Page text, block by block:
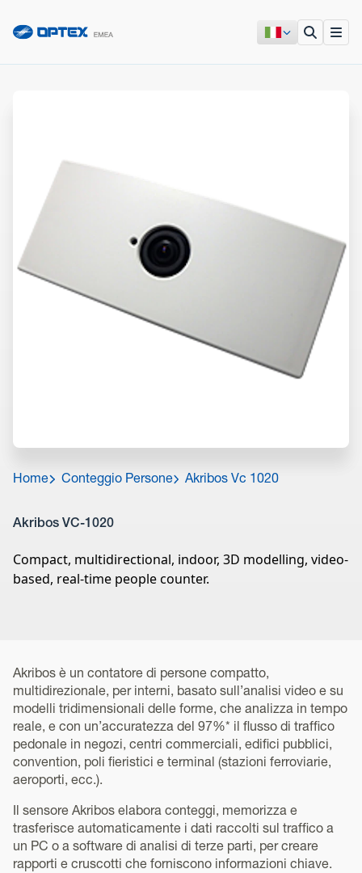
Home Conteggio Persone Akribos Vc 1020
Akribos VC-1020
Compact, multidirectional, indoor, 3D modelling, video-
based, real-time people counter.
Akribos è un contatore di persone compatto,
multidirezionale, per interni, basato sull’analisi video e su
modelli tridimensionali delle forme, che analizza in tempo
reale, e con un’accuratezza del 97%* il flusso di traffico
pedonale in negozi, centri commerciali, edifici pubblici,
convention, poli fieristici e terminal (stazioni ferroviarie,
aeroporti, ecc.).
Il sensore Akribos elabora conteggi, memorizza e
trasferisce automaticamente i dati raccolti sul traffico a
un PC o a software di analisi di terze parti, per creare
rapporti e cruscotti che forniscono informazioni chiave.